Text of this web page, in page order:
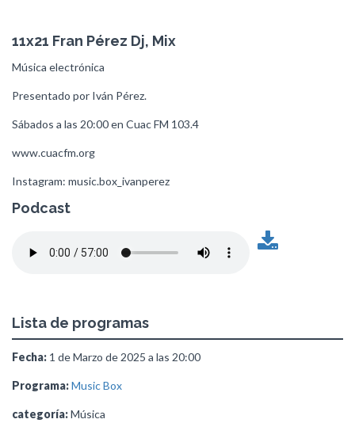
11x21 Fran Pérez Dj, Mix
Música electrónica
Presentado por Iván Pérez.
Sábados a las 20:00 en Cuac FM 103.4
www.cuacfm.org
Instagram: music.box_ivanperez
Podcast
Lista de programas
Fecha: 1 de Marzo de 2025 a las 20:00
Programa:Music Box
categoría:Música